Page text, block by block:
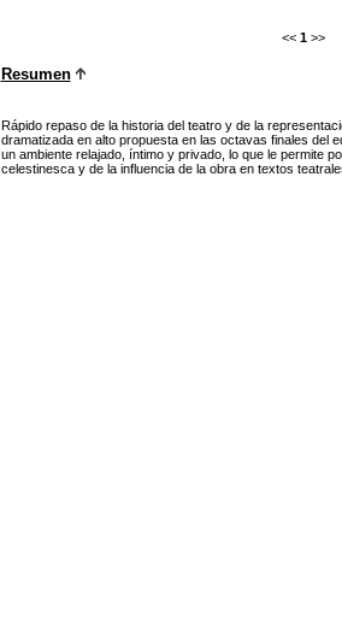
<< 1 >>
Resumen
Rápido repaso de la historia del teatro y de la
dramatizada en alto propuesta en las octavas finales del
un ambiente relajado, íntimo y privado, lo que le permite
celestinesca y de la influencia de la obra en textos